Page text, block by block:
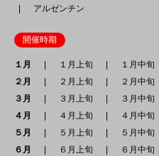
アルゼンチン
開催時期
１月 １月上旬 １月中旬
２月
２月上旬 ２月中旬
３月
３月上旬 ３月中旬
４月
４月上旬 ４月中旬
５月
５月上旬 ５月中旬
６月
６月上旬 ６月中旬